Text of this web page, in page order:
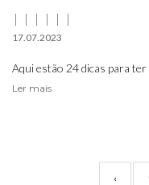
17.07.2023
Aqui estão 24 dicas para
Ler mais
‹